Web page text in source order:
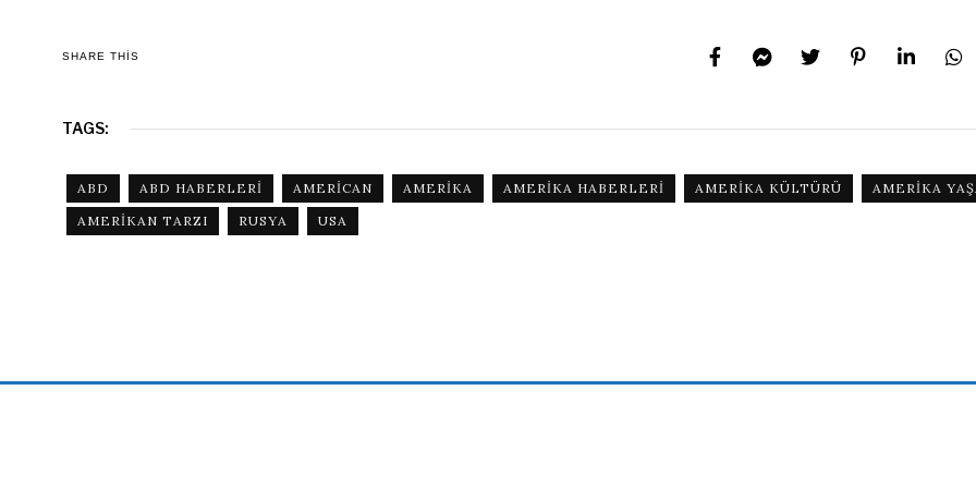
SHARE THIS
TAGS:
ABD ABD HABERLERI AMERICAN AMERIKA AMERIKA HABERLERI AMERIKA KÜLTÜRÜ
AMERIKA
AMERIKAN TARZI
RUSYA USA